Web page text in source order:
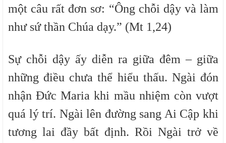
một câu rất đơn sơ: “Ông chỗi dậy và làm
như sứ thần Chúa dạy.” (Mt 1,24)
Sự chỗi dậy ấy diễn ra giữa đêm – giữa
những điều chưa thể hiểu thấu. Ngài đón
nhận Đức Maria khi mầu nhiệm còn vượt
quá lý trí. Ngài lên đường sang Ai Cập khi
tương lai đầy bất định. Rồi Ngài trở về